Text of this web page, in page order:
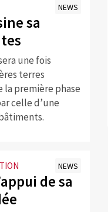
NEWS
sa
une fois
terres
la première phase
celle d’une
NEWS
de sa